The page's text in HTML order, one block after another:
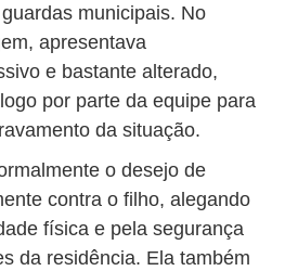
municipais. No
apresentava
e bastante alterado,
por parte da equipe para
da situação.
o desejo de
contra o filho, alegando
física e pela segurança
da residência. Ela também